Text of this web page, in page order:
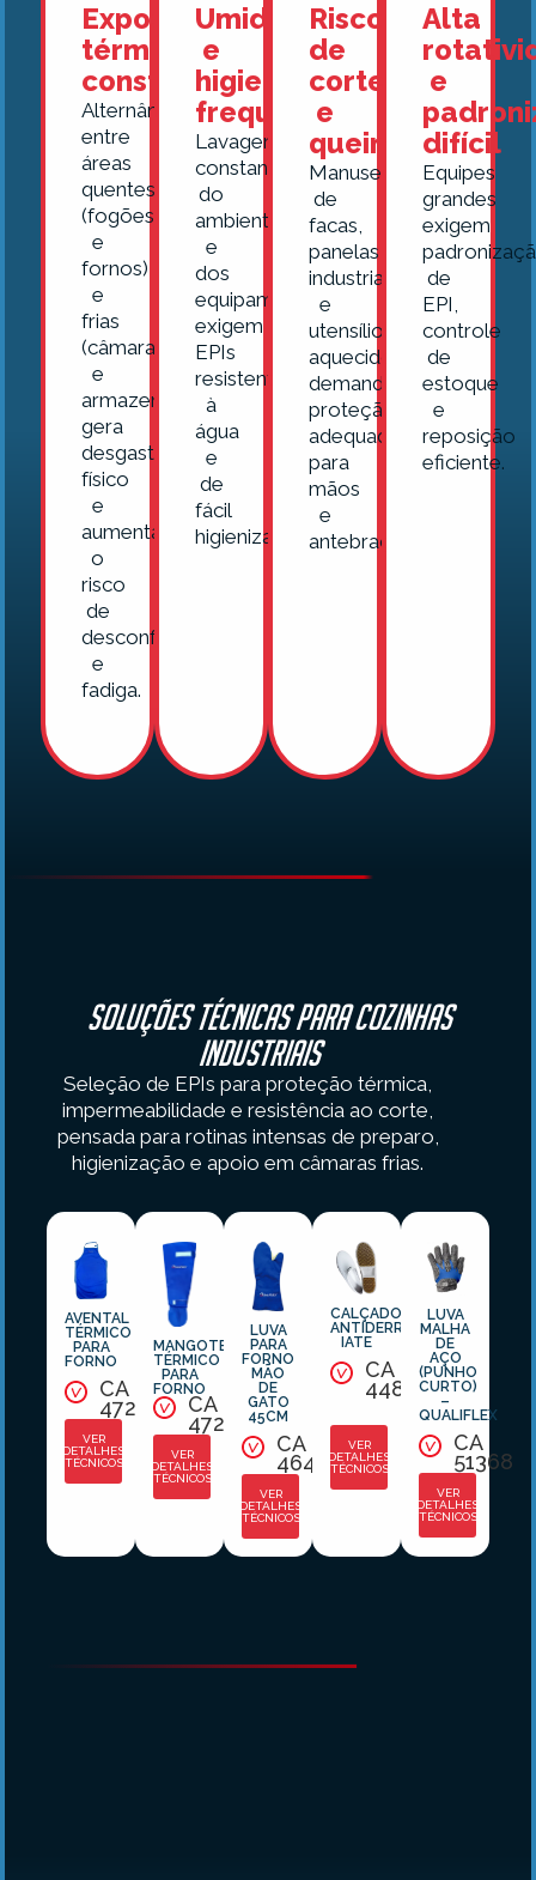
Exposição
térmica
constante
Alternância
entre
áreas
quentes
(fogões
e
fornos)
e
frias
(câmaras
e
armazenamento)
gera
desgaste
físico
e
aumenta
o
risco
de
desconforto
e
fadiga.
Umidade
e
higienizações
frequentes
Lavagens
constantes
do
ambiente
e
dos
equipamentos
exigem
EPIs
resistentes
à
água
e
de
fácil
higienização.
Risco
de
cortes
e
queimaduras
Manuseio
de
facas,
panelas
industriais
e
utensílios
aquecidos
demanda
proteção
adequada
para
mãos
e
antebraços.
Alta
e
difícil
Equipes
grandes
exigem
de
EPI,
controle
de
estoque
e
reposição
eficiente.
Soluções técnicas para cozinhas
industriais
Seleção de EPIs para proteção térmica,
impermeabilidade e resistência ao corte,
pensada para rotinas intensas de preparo,
higienização e apoio em câmaras frias.
AVENTAL
TÉRMICO
PARA
FORNO
CA
47214
VER
DETALHES
TÉCNICOS
MANGOTE
TÉRMICO
PARA
FORNO
CA
47215
VER
DETALHES
TÉCNICOS
LUVA
PARA
FORNO
MÃO
DE
GATO
45CM
CA
46432
VER
DETALHES
TÉCNICOS
CALÇADO
ANTIDERRAPANTE
IATE
CA
44885
VER
DETALHES
TÉCNICOS
LUVA
MALHA
DE
AÇO
(PUNHO
CURTO)
–
QUALIFLEX
CA
51368
VER
DETALHES
TÉCNICOS